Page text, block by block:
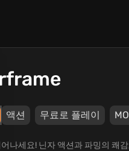
액션 무료로 플레이
나세요! 닌자 액션과 파밍의 쾌